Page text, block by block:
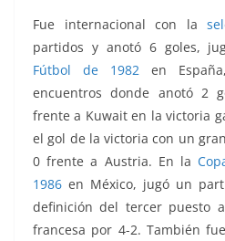
Fue internacional con la
partidos y anotó 6 goles,
Fútbol de 1982 en
encuentros donde anotó 2
frente a Kuwait en la victoria
el gol de la victoria con un
0 frente a Austria. En la
1986 en México, jugó un
definición del tercer puesto
francesa por 4-2. También